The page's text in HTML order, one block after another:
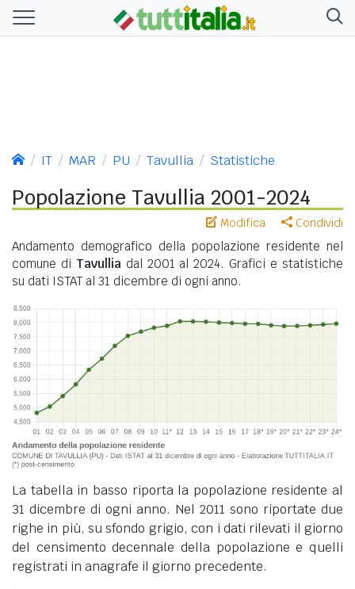
IT MAR PU Tavullia Statistiche
Popolazione Tavullia 2001-2024
Modifica Condividi
Andamento demografico della popolazione residente nel
comune di Tavullia dal 2001 al 2024. Grafici e statistiche
su dati ISTAT al 31 dicembre di ogni anno.
La tabella in basso riporta la popolazione residente al
31 dicembre di ogni anno. Nel 2011 sono riportate due
righe in più, su sfondo grigio, con i dati rilevati il giorno
del censimento decennale della popolazione e quelli
registrati in anagrafe il giorno precedente.